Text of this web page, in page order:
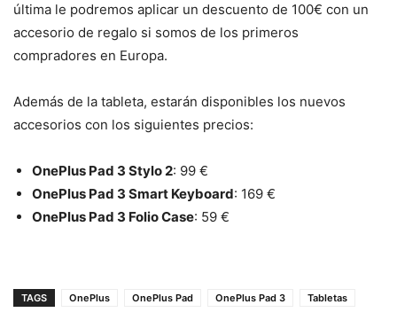
última le podremos aplicar un descuento de 100€ con un
accesorio de regalo si somos de los primeros
compradores en Europa.
Además de la tableta, estarán disponibles los nuevos
accesorios con los siguientes precios:
OnePlus Pad 3 Stylo 2: 99 €
OnePlus Pad 3 Smart Keyboard: 169 €
OnePlus Pad 3 Folio Case: 59 €
TAGS OnePlus OnePlus Pad OnePlus Pad 3 Tabletas